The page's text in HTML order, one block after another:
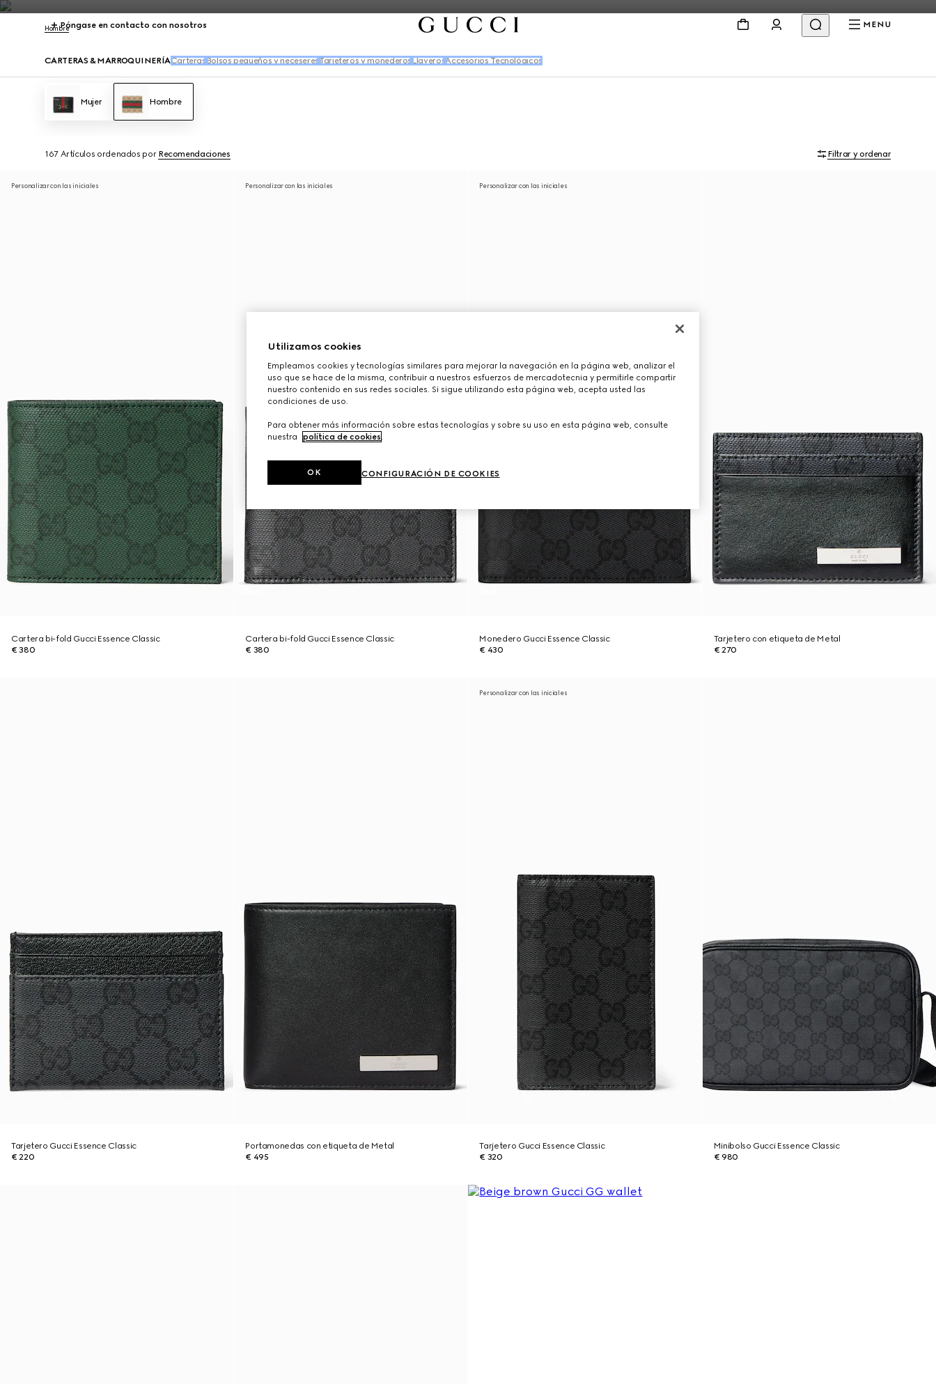
Póngase en contacto con nosotros MENU
Hombre
CARTERAS & MARROQUINERÍACarteras Bolsos pequeños y neceseres Tarjeteros y monederos Llaveros Accesorios Tecnológicos
Mujer Hombre
167 Artículos ordenados por Recomendaciones Filtrar y ordenar
Personalizar con las iniciales
Cartera bi-fold Gucci Essence Classic
€ 380
Personalizar con las iniciales
Cartera bi-fold Gucci Essence Classic
€ 380
Personalizar con las iniciales
Monedero Gucci Essence Classic
€ 430
Tarjetero con etiqueta de Metal
€ 270
Tarjetero Gucci Essence Classic
€ 220
Portamonedas con etiqueta de Metal
€ 495
Personalizar con las iniciales
Tarjetero Gucci Essence Classic
€ 320
Minibolso Gucci Essence Classic
€ 980
Utilizamos cookies
Empleamos cookies y tecnologías similares para mejorar la navegación en la página web, analizar el
uso que se hace de la misma, contribuir a nuestros esfuerzos de mercadotecnia y permitirle compartir
nuestro contenido en sus redes sociales. Si sigue utilizando esta página web, acepta usted las
condiciones de uso.
Para obtener más información sobre estas tecnologías y sobre su uso en esta página web, consulte
nuestra
política de cookies.
CONFIGURACIÓN DE COOKIES
OK